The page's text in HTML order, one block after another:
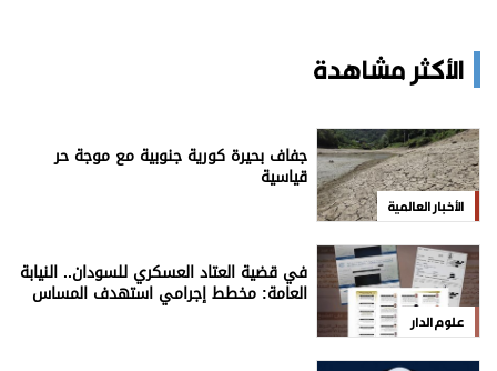
الأكثر مشاهدة
الأخبار العالمية
جفاف بحيرة كورية جنوبية مع موجة حر
قياسية
علوم الدار
في قضية العتاد العسكري للسودان.. النيابة
العامة: مخطط إجرامي استهدف المساس